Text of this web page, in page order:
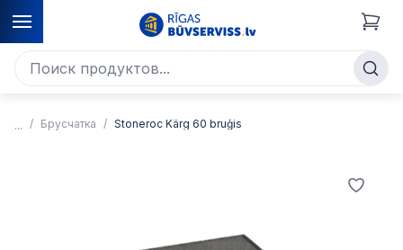
Брусчатка Stoneroc Kärg 60 bruģis